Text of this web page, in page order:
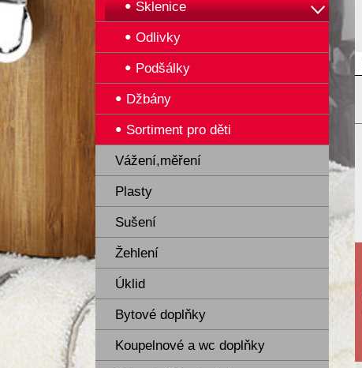
Sklenice
Odlivky
Podšálky
Džbány
Sortiment pro děti
Vážení,měření
Plasty
Sušení
Žehlení
Úklid
Bytové doplňky
Koupelnové a wc doplňky